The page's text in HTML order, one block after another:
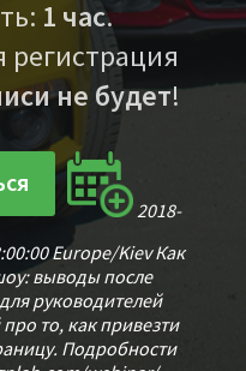
1 час.
регистрация
не будет!
2018-
Europe/Kiev Как
выводы после
руководителей
то, как привезти
Подробности